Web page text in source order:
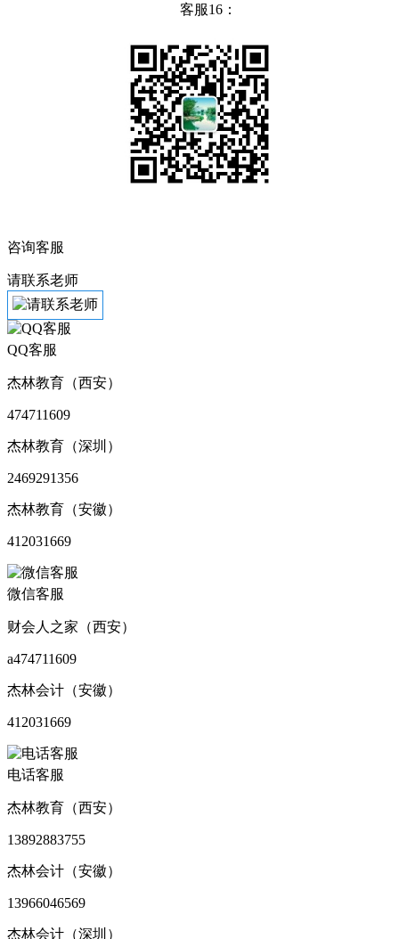
客服16：
咨询客服
请联系老师
QQ客服
杰林教育（西安）
474711609
杰林教育（深圳）
2469291356
杰林教育（安徽）
412031669
微信客服
财会人之家（西安）
a474711609
杰林会计（安徽）
412031669
电话客服
杰林教育（西安）
13892883755
杰林会计（安徽）
13966046569
杰林会计（深圳）